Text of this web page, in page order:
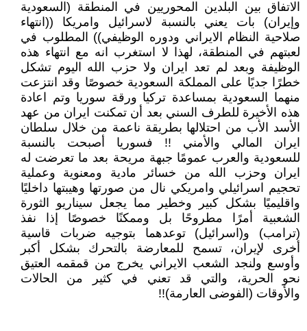
الاتفاق بين البلدين المحوريين في المنطقة (السعودية
وإيران) بات يعني بالنسبة لاسرائيل وامريكا ((انتهاء
صلاحية النظام الايراني ودوره الوظيفي)) المطلوب في
لعبتهم في المنطقة، لهذا لا استغرب انه مع انتهاء هذه
الوظيفة وبعد لم تعد ايران ولا حزب الله اليوم تشكل
خطرًا جديًا على المملكة السعودية خصوصًا وقد انتزعت
منهما السعودية بمساعدة تركيا ورقة سوريا وتم اعادة
هذه الأخيرة للطرف السني بعد أن تمكنت ايران من عهد
الأسد الأب من احتلالها بطريقة ناعمة من خلال سلطان
ايران المالي والأمني !! فسوريا أصبحت بالنسبة
للسعودية والعرب عمومًا جبهة مريحة بعد ما تعرضت له
ايران وحزب الله من خسائر مادية ومعنوية وعملية
تحجيم اسرائيلي وامريكي نال من صورتها وهيبتها داخليًا
واقليميًا بشكل كبير وخطير مما يجعل سيناريو الثورة
الشعبية أمرًا مطروحًا بل وممكنًا خصوصًا إذا نفذ
(ترامب) و(اسرائيل) توعدهما بتوجيه ضربات قاسية
أخرى لإيران، تسمح للمعارضة بالتحرك بشكل أكبر
وأوسع ولنجد الشعب الايراني يخرج من قمقمه العتيق
نحو الحرية، والتي قد تعني في كثير من الحالات
والأوقات (الفوضى العارمة)!!